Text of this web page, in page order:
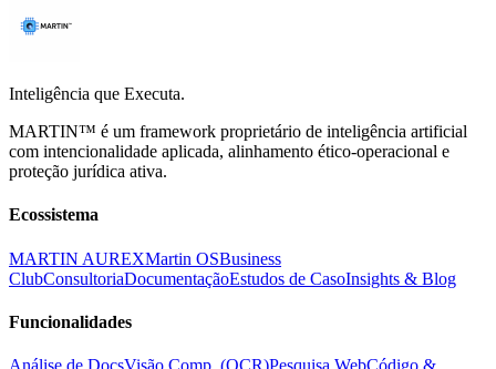
Inteligência que Executa.
MARTIN™ é um framework proprietário de inteligência artificial
com intencionalidade aplicada, alinhamento ético-operacional e
proteção jurídica ativa.
Ecossistema
MARTIN AUREXMartin OSBusiness
ClubConsultoriaDocumentaçãoEstudos de CasoInsights & Blog
Funcionalidades